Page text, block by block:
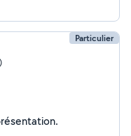
Particulier
pas encore renseigné ma présentation.